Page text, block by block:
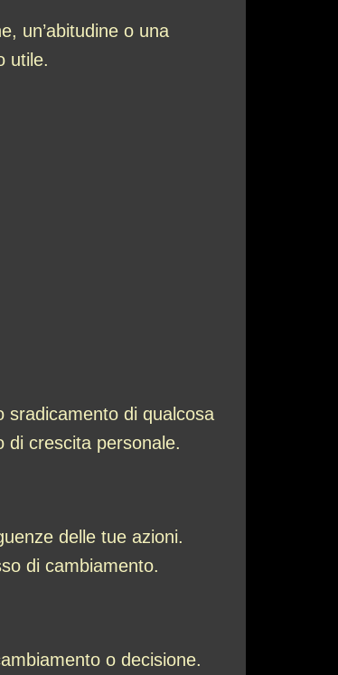
un’abitudine o una
utile.
sradicamento di qualcosa
di crescita personale.
delle tue azioni.
di cambiamento.
o decisione.